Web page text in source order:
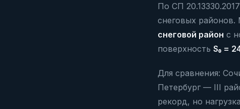
По СП
снеговых
снеговой район с
поверхность S₀ =
Для сравнения:
Петербург — III
рекорд, но